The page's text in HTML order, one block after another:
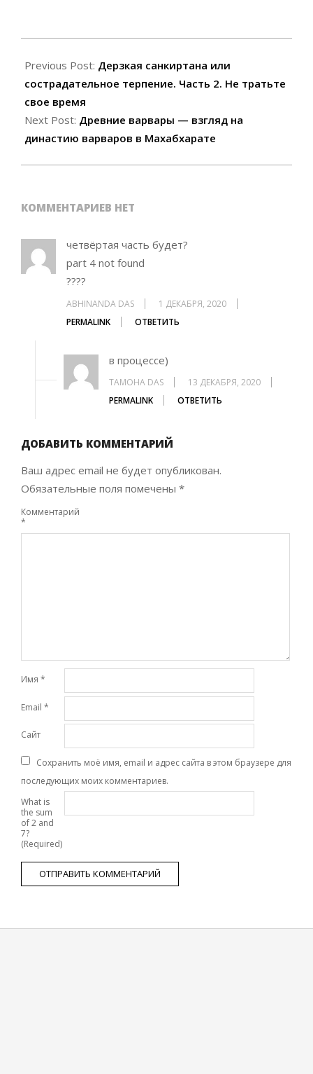
11-
24
Previous Post: Дерзкая санкиртана или
сострадательное терпение. Часть 2. Не тратьте
свое время
Next Post: Древние варвары — взгляд на
династию варваров в Махабхарате
КОММЕНТАРИЕВ НЕТ
четвёртая часть будет?
part 4 not found
????
ABHINANDA DAS
1 ДЕКАБРЯ, 2020
PERMALINK
ОТВЕТИТЬ
в процессе)
TAMOHA DAS
13 ДЕКАБРЯ, 2020
PERMALINK
ОТВЕТИТЬ
ДОБАВИТЬ КОММЕНТАРИЙ
Ваш адрес email не будет опубликован.
Обязательные поля помечены *
Комментарий
*
Имя *
Email *
Сайт
Сохранить моё имя, email и адрес сайта в этом браузере для
последующих моих комментариев.
What is
the sum
of 2 and
7?
(Required)